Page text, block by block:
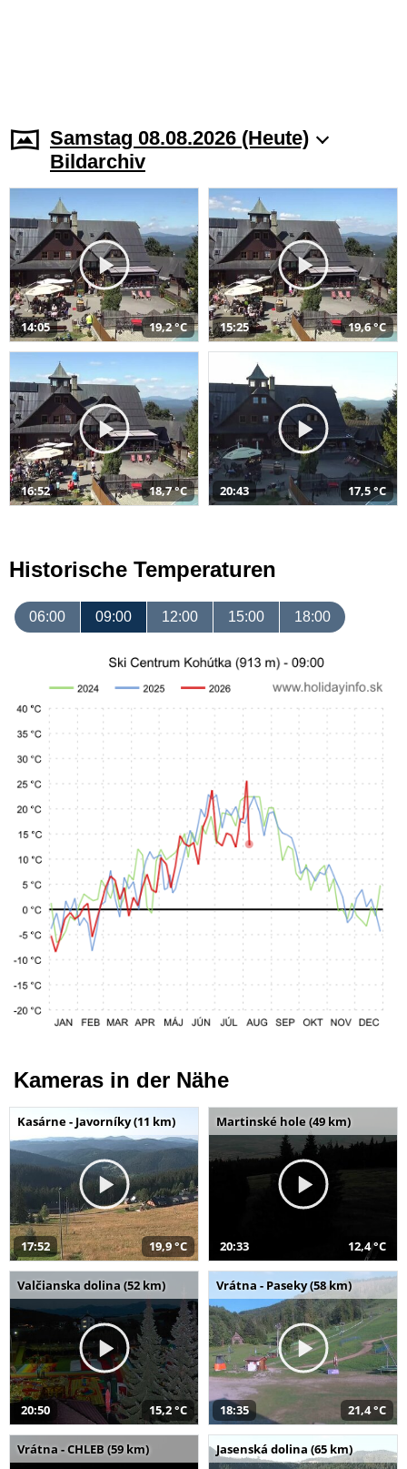
Samstag 08.08.2026 (Heute)
Bildarchiv
14:05 19,2 °C 15:25 19,6 °C
16:52 18,7 °C 20:43 17,5 °C
Historische Temperaturen
06:00 09:00 12:00 15:00 18:00
Kameras in der Nähe
Kasárne - Javorníky (11 km)
17:52 19,9 °C
Martinské hole (49 km)
20:33 12,4 °C
Valčianska dolina (52 km)
20:50 15,2 °C
Vrátna - Paseky (58 km)
18:35 21,4 °C
Vrátna - CHLEB (59 km) Jasenská dolina (65 km)